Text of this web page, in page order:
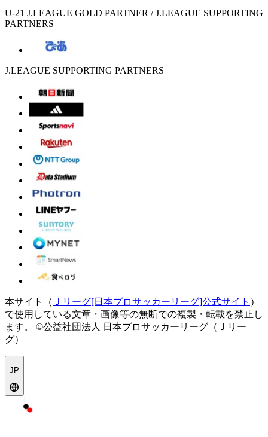
U-21 J.LEAGUE GOLD PARTNER / J.LEAGUE SUPPORTING
PARTNERS
J.LEAGUE SUPPORTING PARTNERS
本サイト（ Ｊリーグ[日本プロサッカーリーグ]公式サイト ）
で使用している文章・画像等の無断での複製・転載を禁止し
ます。
©公益社団法人 日本プロサッカーリーグ（Ｊリー
グ）
JP